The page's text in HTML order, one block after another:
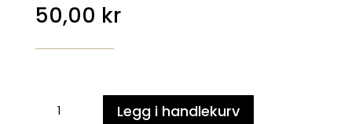
50,00 kr
årstider
Legg i handlekurv